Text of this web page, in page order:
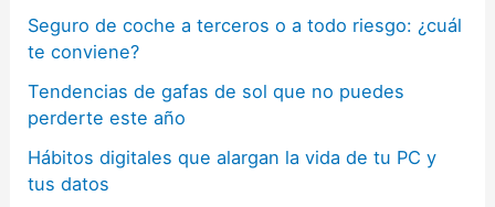
Seguro de coche a terceros o a todo riesgo: ¿cuál
te conviene?
Tendencias de gafas de sol que no puedes
perderte este año
Hábitos digitales que alargan la vida de tu PC y
tus datos